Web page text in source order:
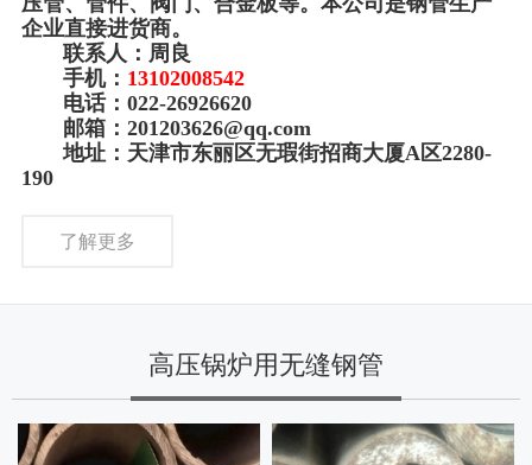
企业直接进货商。
联系人：周良
手机： 13102008542
电话：022-26926620
邮箱：201203626@qq.com
地址：天津市东丽区无瑕街招商大厦A区2280-
190
了解更多
高压锅炉用无缝钢管